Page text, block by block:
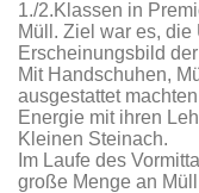
1./2.Klassen in
Müll. Ziel war es,
Erscheinungsbild
Mit Handschuhen,
ausgestattet
Energie mit ihren
Kleinen Steinach.
Im Laufe des
große Menge an